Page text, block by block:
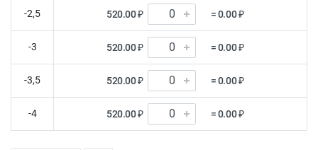
-2,5 520.00 ₽ = 0.00 ₽
-3 520.00 ₽ = 0.00 ₽
-3,5 520.00 ₽ = 0.00 ₽
-4 520.00 ₽ = 0.00 ₽